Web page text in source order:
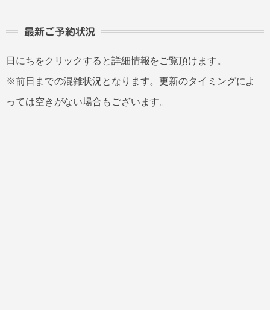
最新ご予約状況
日にちをクリックすると詳細情報をご覧頂けます。
※前日までの混雑状況となります。更新のタイミングによ
っては空きがない場合もございます。